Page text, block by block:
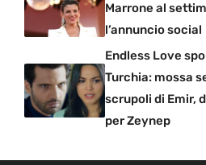
Marrone al
l’annuncio social
Endless Love
Turchia: mossa
scrupoli di Emir,
per Zeynep